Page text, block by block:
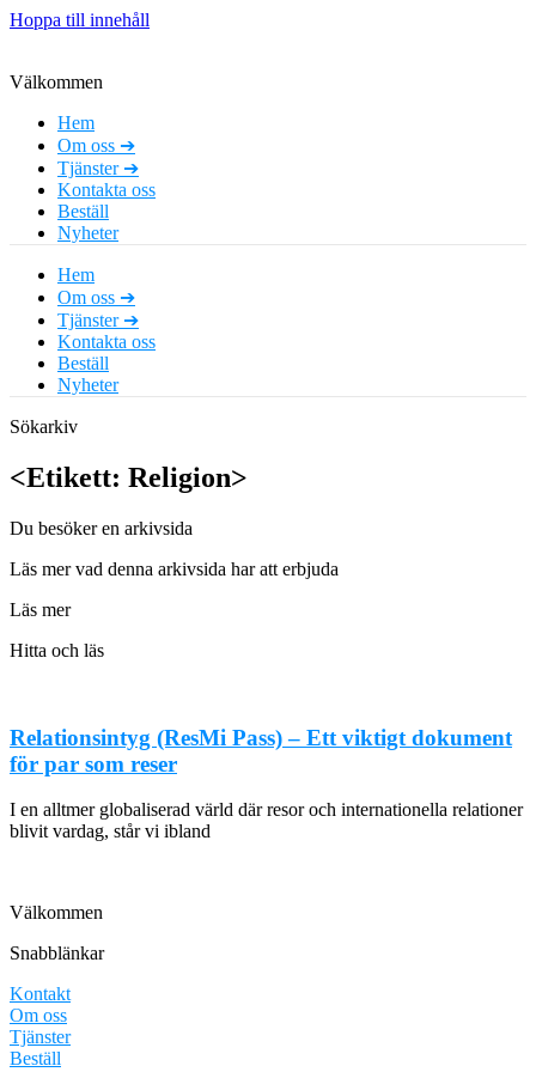
Hoppa till innehåll
Välkommen
Hem
Om oss ➔
Tjänster ➔
Kontakta oss
Beställ
Nyheter
Hem
Om oss ➔
Tjänster ➔
Kontakta oss
Beställ
Nyheter
Sökarkiv
<Etikett: Religion>
Du besöker en arkivsida
Läs mer vad denna arkivsida har att erbjuda
Läs mer
Hitta och läs
Relationsintyg (ResMi Pass) – Ett viktigt dokument
för par som reser
I en alltmer globaliserad värld där resor och internationella relationer
blivit vardag, står vi ibland
Välkommen
Snabblänkar
Kontakt
Om oss
Tjänster
Beställ